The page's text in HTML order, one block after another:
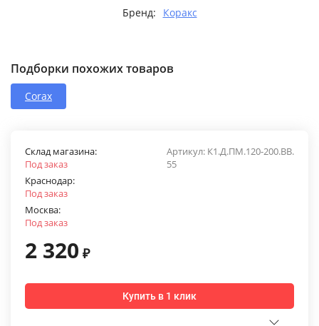
Бренд: Коракс
Подборки похожих товаров
Corax
Артикул: К1.Д.ПМ.120-200.ВВ.
55
Склад магазина:
Под заказ
Краснодар:
Под заказ
Москва:
Под заказ
2 320 ₽
Купить в 1 клик